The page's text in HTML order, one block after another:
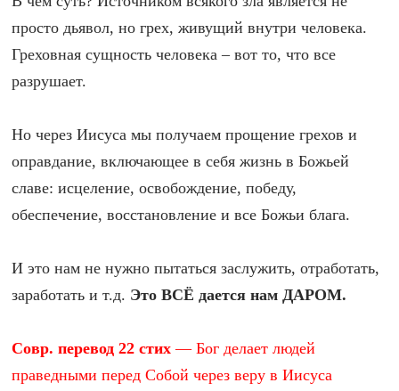
просто дьявол, но грех, живущий внутри человека.
Греховная сущность человека – вот то, что все
разрушает.
Но через Иисуса мы получаем прощение грехов и
оправдание, включающее в себя жизнь в Божьей
славе: исцеление, освобождение, победу,
обеспечение, восстановление и все Божьи блага.
И это нам не нужно пытаться заслужить, отработать,
заработать и т.д. Это ВСЁ дается нам ДАРОМ.
Совр. перевод 22 стих — Бог делает людей
праведными перед Собой через веру в Иисуса